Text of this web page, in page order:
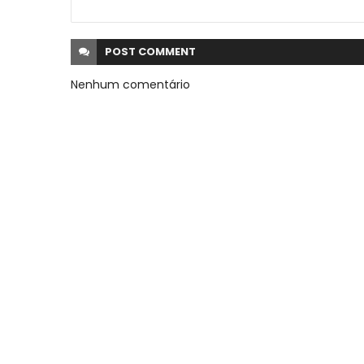
POST COMMENT
Nenhum comentário